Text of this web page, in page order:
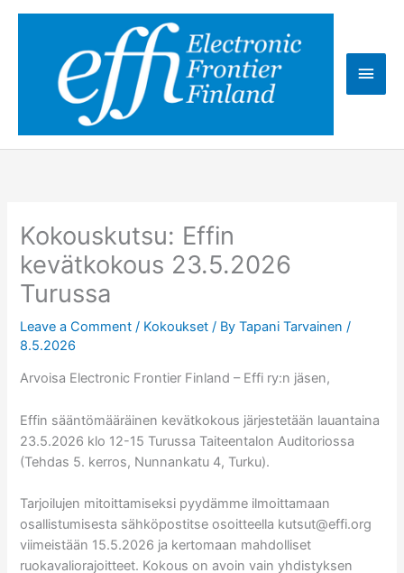
Main
Kokouskutsu: Effin
kevätkokous 23.5.2026
Turussa
Leave a Comment / Kokoukset / ByTapani Tarvainen/
8.5.2026
Arvoisa Electronic Frontier Finland – Effi ry:n jäsen,
Effin sääntömääräinen kevätkokous järjestetään lauantaina
23.5.2026 klo 12-15 Turussa Taiteentalon Auditoriossa
(Tehdas 5. kerros, Nunnankatu 4, Turku).
Tarjoilujen mitoittamiseksi pyydämme ilmoittamaan
osallistumisesta sähköpostitse osoitteella kutsut@effi.org
viimeistään 15.5.2026 ja kertomaan mahdolliset
ruokavaliorajoitteet. Kokous on avoin vain yhdistyksen